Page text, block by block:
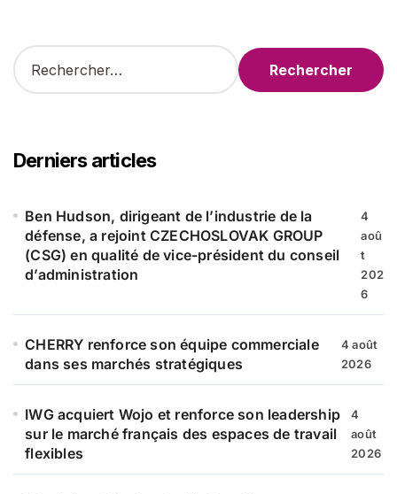
R
e
r
c
e
Derniers articles
Ben Hudson, dirigeant de l’industrie de la
défense, a rejoint CZECHOSLOVAK GROUP
(CSG) en qualité de vice-président du conseil
d’administration
4
aoû
t
202
6
CHERRY renforce son équipe commerciale
dans ses marchés stratégiques
4 août
2026
IWG acquiert Wojo et renforce son leadership
sur le marché français des espaces de travail
flexibles
4
août
2026